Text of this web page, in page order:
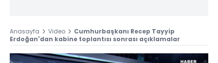
Anasayfa Video
Cumhurbaşkanı Recep Tayyip
Erdoğan'dan kabine toplantısı sonrası açıklamalar